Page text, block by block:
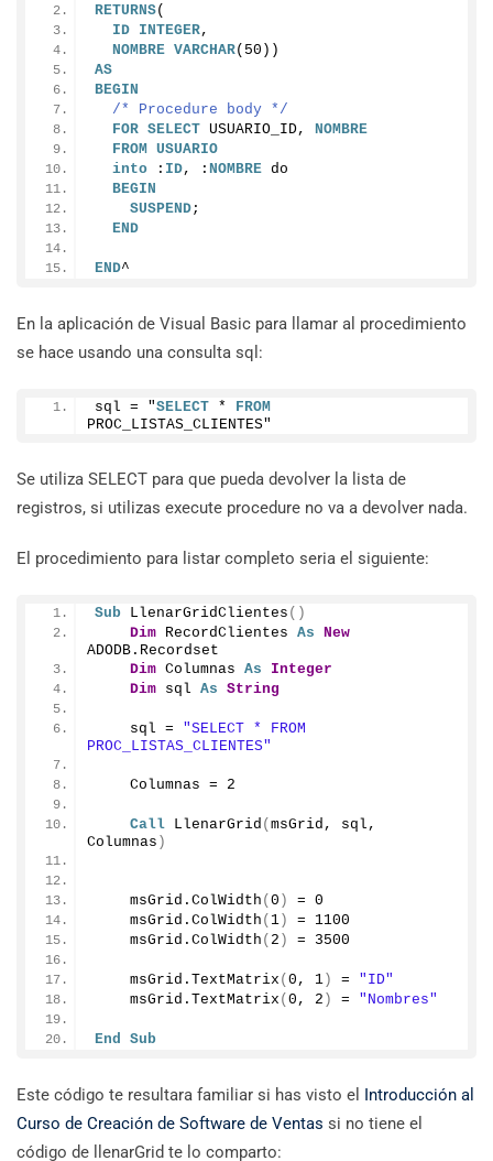
RETURNS(
ID INTEGER,
NOMBRE VARCHAR( 50 ))
AS
BEGIN
/* Procedure body */
FOR SELECT USUARIO_ID, NOMBRE
FROM USUARIO
into : ID, : NOMBRE do
BEGIN
SUSPEND;
END
END^
En la aplicación de Visual Basic para llamar al procedimiento
se hace usando una consulta sql:
sql = "SELECT * FROM
PROC_LISTAS_CLIENTES"
Se utiliza SELECT para que pueda devolver la lista de
registros, si utilizas execute procedure no va a devolver nada.
El procedimiento para listar completo seria el siguiente:
Sub LlenarGridClientes ()
Dim RecordClientes As New
ADODB. Recordset
Dim Columnas As
Integer
Dim sql As String
    sql =
"SELECT * FROM
PROC_LISTAS_CLIENTES"
    Columnas =
2
Call LlenarGrid ( msGrid, sql,
Columnas )
    msGrid.
ColWidth ( 0 ) = 0
    msGrid.
ColWidth ( 1 ) = 1100
    msGrid.
ColWidth ( 2 ) = 3500
    msGrid.
TextMatrix ( 0 , 1 ) = "ID"
    msGrid.
TextMatrix ( 0 , 2 ) = "Nombres"
End Sub
Este código te resultara familiar si has visto el
Introducción al
Curso de Creación de Software de Ventas si no tiene el
código de llenarGrid te lo comparto: